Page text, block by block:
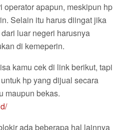
operator apapun, meskipun hp
Selain itu harus diingat jika
luar negeri harusnya
di kemeperin.
kamu cek di link berikut, tapi
hp yang dijual secara
maupun bekas.
ada beberapa hal lainnya